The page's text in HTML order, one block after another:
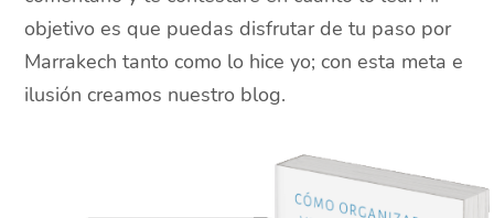
objetivo es que puedas disfrutar de tu paso por
Marrakech tanto como lo hice yo; con esta meta e
ilusión creamos nuestro blog.